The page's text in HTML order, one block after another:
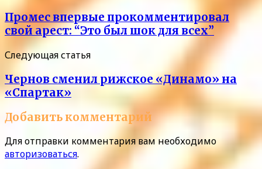
Промес впервые прокомментировал
свой арест: “Это был шок для всех”
Следующая статья
Чернов сменил рижское «Динамо» на
«Спартак»
Добавить комментарий
Для отправки комментария вам необходимо
авторизоваться.